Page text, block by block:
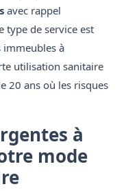
avec rappel
type de service est
à
utilisation sanitaire
20 ans où les risques
à
mode